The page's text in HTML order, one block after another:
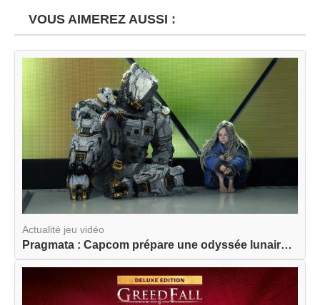
VOUS AIMEREZ AUSSI :
Actualité jeu vidéo
Pragmata : Capcom prépare une odyssée lunaire am...